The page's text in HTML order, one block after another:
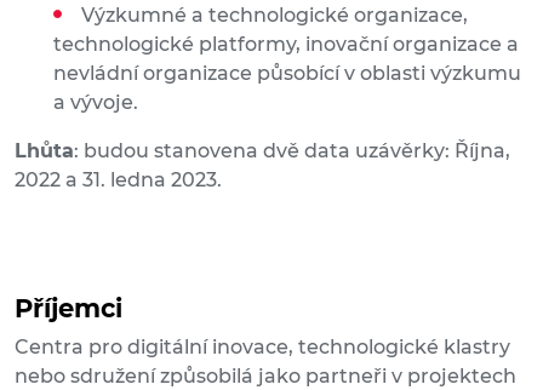
Výzkumné a technologické organizace,
technologické platformy, inovační organizace a
nevládní organizace působící v oblasti výzkumu
a vývoje.
Lhůta: budou stanovena dvě data uzávěrky: Října,
2022 a 31. ledna 2023.
Příjemci
Centra pro digitální inovace, technologické klastry
nebo sdružení způsobilá jako partneři v projektech